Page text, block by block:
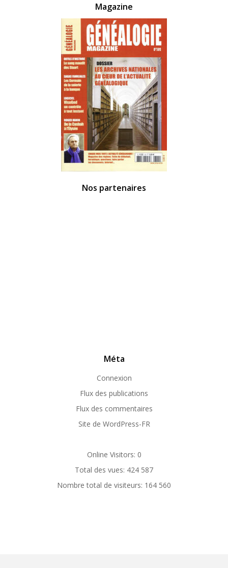
Magazine
Nos partenaires
Méta
Connexion
Flux des publications
Flux des commentaires
Site de WordPress-FR
Online Visitors: 0
Total des vues: 424 587
Nombre total de visiteurs: 164 560